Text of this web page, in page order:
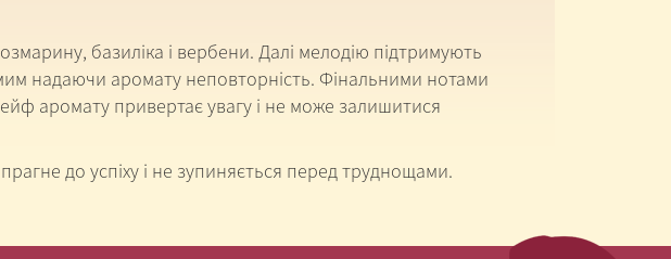
базиліка і вербени. Далі мелодію підтримують
надаючи аромату неповторність. Фінальними нотами
аромату привертає увагу і не може залишитися
до успіху і не зупиняється перед труднощами.